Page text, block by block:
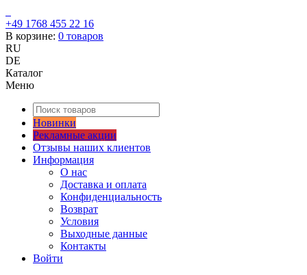
+49 1768 455 22 16
В корзине: 0 товаров
RU
DE
Каталог
Меню
Новинки
Рекламные акции
Отзывы наших клиентов
Информация
О нас
Доставка и оплата
Конфиденциальность
Возврат
Условия
Выходные данные
Контакты
Войти